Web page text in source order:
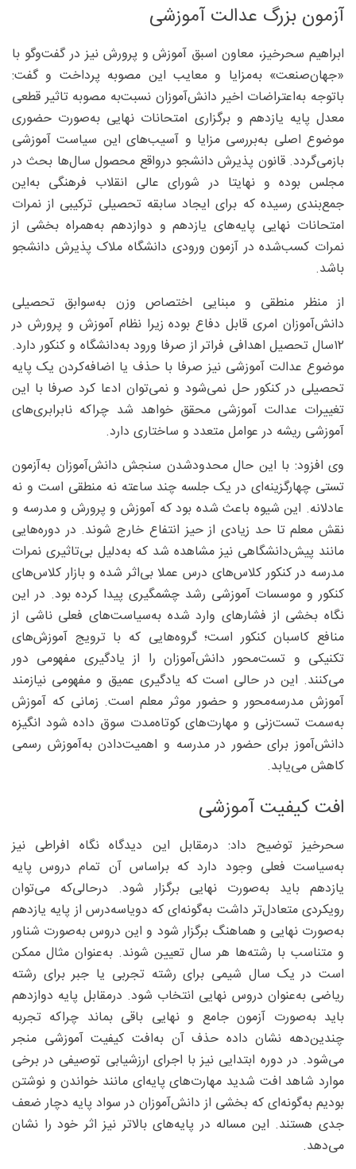
آزمون بزرگ عدالت آموزشی
ابراهیم سحرخیز، معاون اسبق آموزش و پرورش نیز در گفت‌وگو با
«جهان‌صنعت» به‌مزایا و معایب این مصوبه پرداخت و گفت:
باتوجه به‌اعتراضات اخیر دانش‌آموزان نسبت‌به ‌مصوبه تاثیر قطعی
معدل پایه یازدهم و برگزاری امتحانات نهایی به‌صورت حضوری
موضوع اصلی به‌بررسی مزایا و آسیب‌های این سیاست آموزشی
بازمی‌گردد. قانون پذیرش دانشجو درواقع محصول سال‌ها بحث در
مجلس بوده و نهایتا در شورای عالی انقلاب فرهنگی به‌این
جمع‌بندی رسیده که برای ایجاد سابقه تحصیلی ترکیبی از نمرات
امتحانات نهایی پایه‌های یازدهم و دوازدهم به‌همراه بخشی از
نمرات کسب‌شده در آزمون ورودی دانشگاه ملاک پذیرش دانشجو
باشد.
از منظر منطقی و مبنایی اختصاص وزن به‌سوابق تحصیلی
دانش‌آموزان امری قابل دفاع بوده زیرا نظام آموزش و پرورش در
۱۲‌سال تحصیل اهدافی فراتر از صرفا ورود به‌دانشگاه و کنکور دارد.
موضوع عدالت آموزشی نیز صرفا با حذف یا اضافه‌کردن یک پایه
تحصیلی در کنکور حل نمی‌شود و نمی‌توان ادعا کرد صرفا با این
تغییرات عدالت آموزشی محقق خواهد شد چراکه نابرابری‌های
آموزشی ریشه در عوامل متعدد و ساختاری دارد.
وی افزود: با این حال محدودشدن سنجش دانش‌آموزان به‌آزمون
تستی چهارگزینه‌ای در یک جلسه چند ساعته نه منطقی است و نه
عادلانه. این شیوه باعث شده بود که آموزش و پرورش و مدرسه و
نقش معلم تا حد زیادی از حیز انتفاع خارج شوند. در دوره‌هایی
مانند پیش‌دانشگاهی نیز مشاهده شد که به‌دلیل بی‌تاثیری نمرات
مدرسه در کنکور کلاس‌های درس عملا بی‌اثر شده و بازار کلاس‌های
کنکور و موسسات آموزشی رشد چشمگیری پیدا کرده بود. در این
نگاه بخشی از فشارهای وارد شده به‌سیاست‌های فعلی ناشی از
منافع کاسبان کنکور است؛ گروه‌هایی که با ترویج آموزش‌های
تکنیکی و تست‌محور دانش‌آموزان را از یادگیری مفهومی دور
می‌کنند. این در حالی است که یادگیری عمیق و مفهومی نیازمند
آموزش مدرسه‌محور و حضور موثر معلم است. زمانی که آموزش
به‌سمت تست‌زنی و مهارت‌های کوتاه‌مدت سوق داده شود انگیزه
دانش‌آموز برای حضور در مدرسه و اهمیت‌دادن به‌آموزش رسمی
کاهش می‌یابد.
افت کیفیت آموزشی
سحرخیز توضیح داد: درمقابل این دیدگاه نگاه افراطی نیز
به‌سیاست فعلی وجود دارد که براساس آن تمام دروس پایه
یازدهم باید به‌صورت نهایی برگزار شود. درحالی‌که می‌توان
رویکردی متعادل‌تر داشت به‌گونه‌ای که دویاسه‌درس از پایه یازدهم
به‌صورت نهایی و هماهنگ برگزار شود و این دروس به‌صورت شناور
و متناسب با رشته‌ها هر سال تعیین شوند. به‌عنوان مثال ممکن
است در یک سال شیمی برای رشته تجربی یا جبر برای رشته
ریاضی به‌عنوان دروس نهایی انتخاب شود. درمقابل پایه دوازدهم
باید به‌صورت آزمون جامع و نهایی باقی بماند چراکه تجربه
چندین‌دهه نشان داده حذف آن به‌افت کیفیت آموزشی منجر
می‌شود. در دوره ابتدایی نیز با اجرای ارزشیابی توصیفی در برخی
موارد شاهد افت شدید مهارت‌های پایه‌ای مانند خواندن و نوشتن
بودیم به‌گونه‌ای که بخشی از دانش‌آموزان در سواد پایه دچار ضعف
جدی هستند. این مساله در پایه‌های بالاتر نیز اثر خود را نشان
می‌دهد.